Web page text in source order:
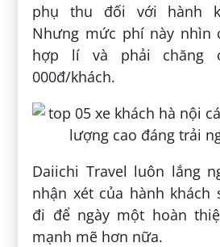
phụ thu đối với hành
Nhưng mức phí này nhìn
hợp lí và phải chăng
000đ/khách.
Daiichi Travel luôn lắng
nhận xét của hành khách
đi để ngày một hoàn
mạnh mẽ hơn nữa.